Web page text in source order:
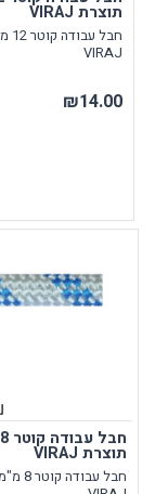
תוצרת VIRAJ
VIRAJ
₪14.00
תוצרת VIRAJ
חבל